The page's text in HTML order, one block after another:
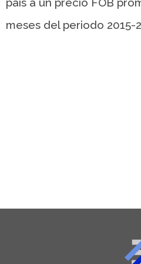
meses del periodo 2015-